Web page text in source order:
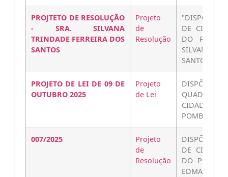
PROJTETO DE RESOLUÇÃO
- SRA. SILVANA
TRINDADE FERREIRA DOS
SANTOS
Projeto
de
Resolução
"DISPÕE
DE
DO
SILVANA
SANTOS."…
PROJETO DE LEI DE 09 DE
OUTUBRO 2025
Projeto
de Lei
DISPÕE
QUADRA
CIDADE, NO
POMBAL
007/2025
Projeto
de
Resolução
DISPÕE
DE
DO
EDMAR